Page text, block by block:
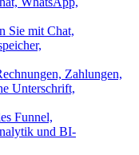
Sie mit Chat,
Zahlungen,
Unterschrift,
Funnel,
und BI-